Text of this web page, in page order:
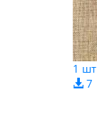
1 шт
7